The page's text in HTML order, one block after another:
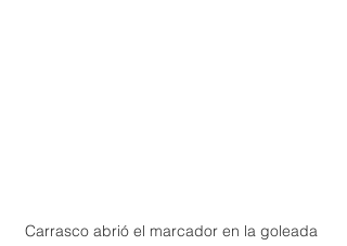
Carrasco abrió el marcador en la goleada